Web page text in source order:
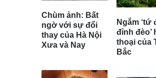
Chùm ảnh: Bất
ngờ với sự đổi
thay của Hà Nội
Xưa và Nay
Ngắm ‘tứ
đỉnh đèo’
thoại của
Bắc